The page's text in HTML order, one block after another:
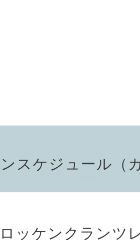
スケジュール（
ロッケンクランツ